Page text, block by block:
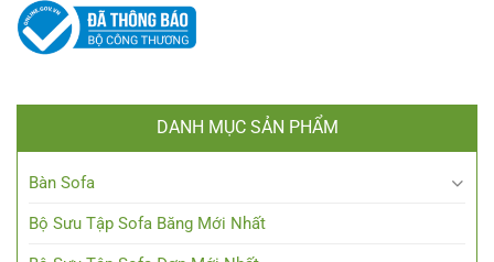
DANH MỤC SẢN PHẨM
Bàn Sofa
Bộ Sưu Tập Sofa Băng Mới Nhất